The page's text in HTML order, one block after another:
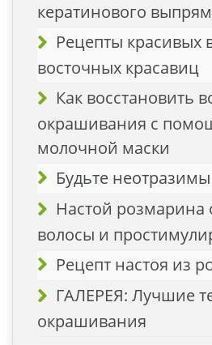
кератинового
Рецепты красивых
восточных красавиц
Как восстановить
окрашивания с
молочной маски
Будьте неотразимы
Настой розмарина
волосы и
Рецепт настоя из
ГАЛЕРЕЯ: Лучшие
окрашивания